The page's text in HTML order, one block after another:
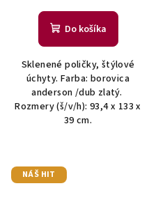
Do košíka
Sklenené poličky, štýlové
úchyty. Farba: borovica
anderson /dub zlatý.
Rozmery (š/v/h): 93,4 x 133 x
39 cm.
NÁŠ HIT